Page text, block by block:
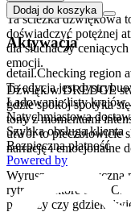
Ta ścieżka dźwiękowa
doświadczyć potężnej
dla słuchaczy
emocji.
Dźwięk w DREDGE
gdzie spokój spotyka
tony z momentami
utwór to pieczołowicie
narrację i emocjonalne
Wyrusz w tę muzyczną
rytmami, które będą
podróży czy
Dodaj do koszyka
Aktywacja
detail.Checking region
Ta edycja jest
Ładowanie listy
Natychmiastowa
Szybka obsługa klienta
Bezpieczna płatność
Powered by